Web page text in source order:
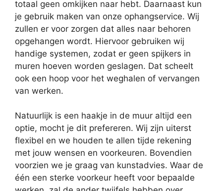
totaal geen omkijken naar hebt. Daarnaast kun
je gebruik maken van onze ophangservice. Wij
zullen er voor zorgen dat alles naar behoren
opgehangen wordt. Hiervoor gebruiken wij
handige systemen, zodat er geen spijkers in
muren hoeven worden geslagen. Dat scheelt
ook een hoop voor het weghalen of vervangen
van werken.
Natuurlijk is een haakje in de muur altijd een
optie, mocht je dit prefereren. Wij zijn uiterst
flexibel en we houden te allen tijde rekening
met jouw wensen en voorkeuren. Bovendien
voorzien we je graag van kunstadvies. Waar de
één een sterke voorkeur heeft voor bepaalde